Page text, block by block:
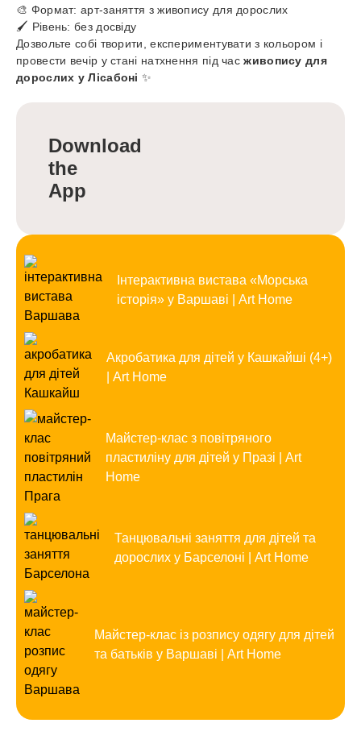
🎨 Формат: арт-заняття з живопису для дорослих
🖌️ Рівень: без досвіду
Дозвольте собі творити, експериментувати з кольором і
провести вечір у стані натхнення під часживопису для
дорослих у Лісабоні ✨
Download
the
App
Інтерактивна вистава «Морська
історія» у Варшаві | Art Home
Акробатика для дітей у Кашкайші (4+)
| Art Home
Майстер-клас з повітряного
пластиліну для дітей у Празі | Art
Home
Танцювальні заняття для дітей та
дорослих у Барселоні | Art Home
Майстер-клас із розпису одягу для дітей
та батьків у Варшаві | Art Home